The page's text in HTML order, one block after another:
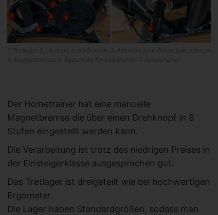
Der Hometrainer hat eine manuelle
Magnetbremse die über einen Drehknopf in 8
Stufen eingestellt werden kann.
Die Verarbeitung ist trotz des niedrigen Preises in
der Einsteigerklasse ausgesprochen gut.
Das Tretlager ist dreigeteilt wie bei hochwertigen
Ergometer.
Die Lager haben Standardgrößen, sodass man